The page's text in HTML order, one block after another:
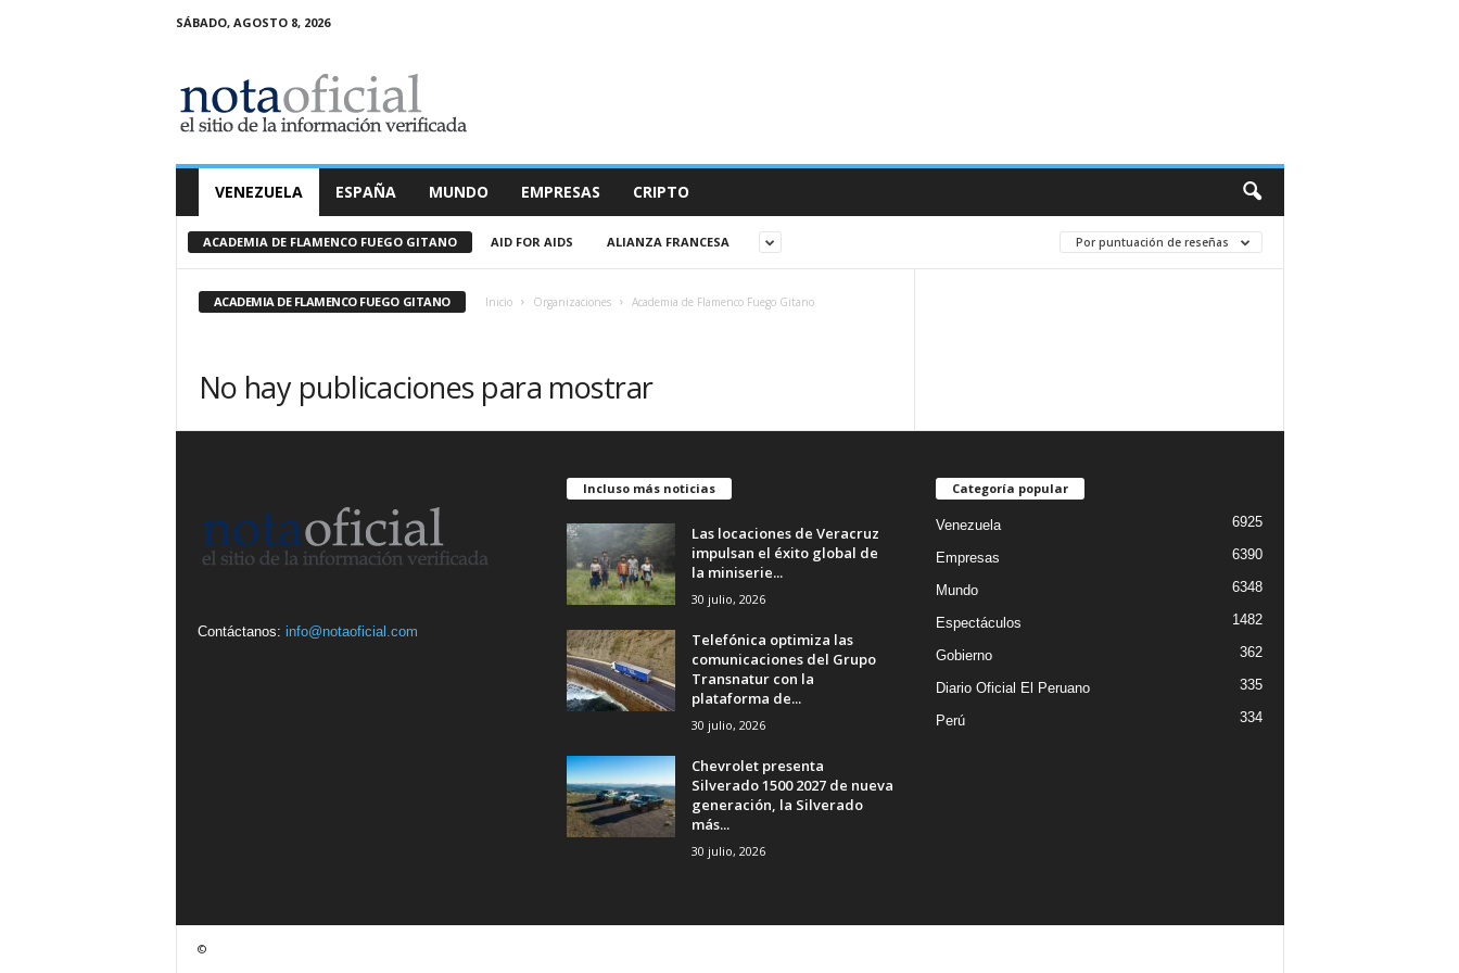
SÁBADO, AGOSTO 8, 2026
a
O
l
VENEZUELA ESPAÑA MUNDO EMPRESAS CRIPTO
ACADEMIA DE FLAMENCO FUEGO GITANO AID FOR AIDS ALIANZA FRANCESA Por puntuación de reseñas
ACADEMIA DE FLAMENCO FUEGO GITANO Inicio Organizaciones Academia de Flamenco Fuego Gitano
No hay publicaciones para mostrar
Contáctanos: info@notaoficial.com
Incluso más noticias
Las locaciones de Veracruz
impulsan el éxito global de
la miniserie...
30 julio, 2026
Telefónica optimiza las
comunicaciones del Grupo
Transnatur con la
plataforma de...
30 julio, 2026
Chevrolet presenta
Silverado 1500 2027 de nueva
generación, la Silverado
más...
30 julio, 2026
Categoría popular
Venezuela 6925
Empresas 6390
Mundo 6348
Espectáculos 1482
Gobierno 362
Diario Oficial El Peruano 335
Perú 334
©